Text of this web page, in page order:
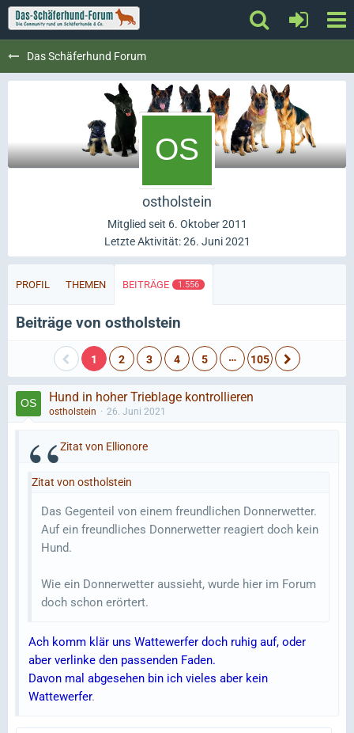
Das Schäferhund Forum
ostholstein
Mitglied seit 6. Oktober 2011
Letzte Aktivität:26. Juni 2021
PROFIL THEMEN BEITRÄGE 1.556
Beiträge von ostholstein
1 2 3 4 5 … 105
Hund in hoher Trieblage kontrollieren
ostholstein 26. Juni 2021
Zitat von Ellionore
Zitat von ostholstein
Das Gegenteil von einem freundlichen Donnerwetter.
Auf ein freundliches Donnerwetter reagiert doch kein
Hund.
Wie ein Donnerwetter aussieht, wurde hier im Forum
doch schon erörtert.
Ach komm klär uns Wattewerfer doch ruhig auf, oder
aber verlinke den passenden Faden.
Davon mal abgesehen bin ich vieles aber kein
Wattewerfer.